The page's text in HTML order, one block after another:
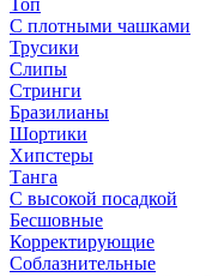
С плотными чашками
Трусики
Слипы
Стринги
Бразилианы
Шортики
Хипстеры
Танга
С высокой посадкой
Бесшовные
Корректирующие
Соблазнительные